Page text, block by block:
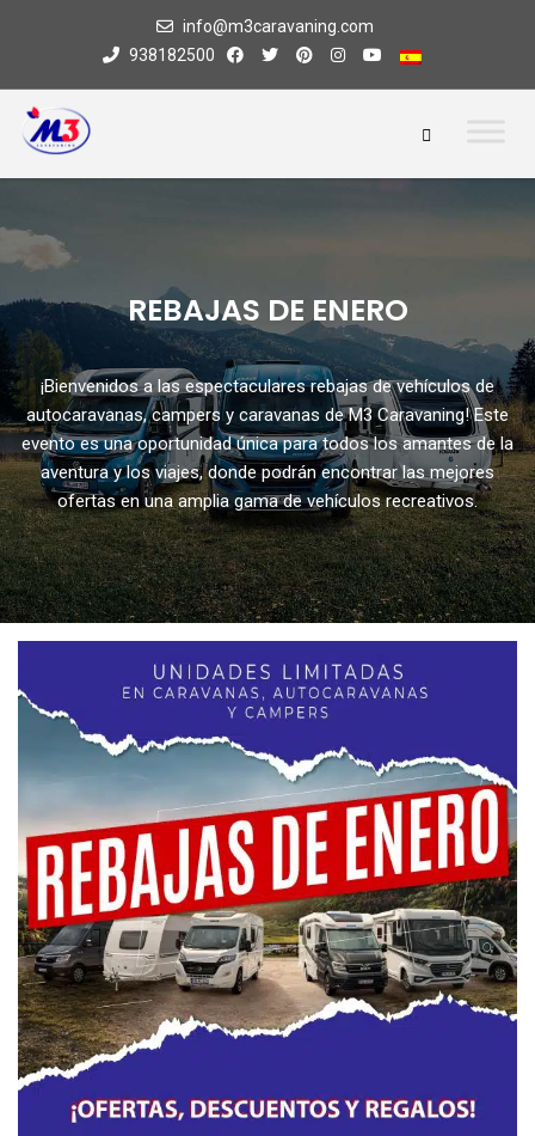
info@m3caravaning.com
938182500
REBAJAS DE ENERO
¡Bienvenidos a las espectaculares rebajas de vehículos de
autocaravanas, campers y caravanas de M3 Caravaning! Este
evento es una oportunidad única para todos los amantes de la
aventura y los viajes, donde podrán encontrar las mejores
ofertas en una amplia gama de vehículos recreativos.